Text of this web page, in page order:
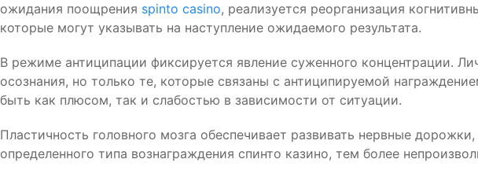
ожидания поощрения spinto casino, реализуется реорганизация
которые могут указывать на наступление ожидаемого результата.
В режиме антиципации фиксируется явление суженного концентрации.
осознания, но только те, которые связаны с антиципируемой
быть как плюсом, так и слабостью в зависимости от ситуации.
Пластичность головного мозга обеспечивает развивать нервные
определенного типа вознаграждения спинто казино, тем более